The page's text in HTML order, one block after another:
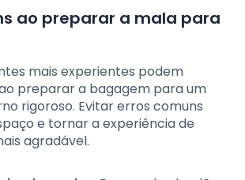
ao preparar a mala para
mais experientes podem
preparar a bagagem para um
rigoroso. Evitar erros comuns
e tornar a experiência de
agradável.